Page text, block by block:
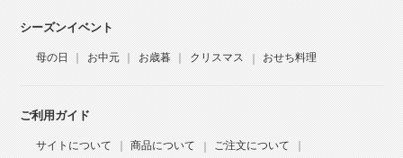
シーズンイベント
母の日 お中元 お歳暮 クリスマス おせち料理
ご利用ガイド
サイトについて 商品について ご注文について